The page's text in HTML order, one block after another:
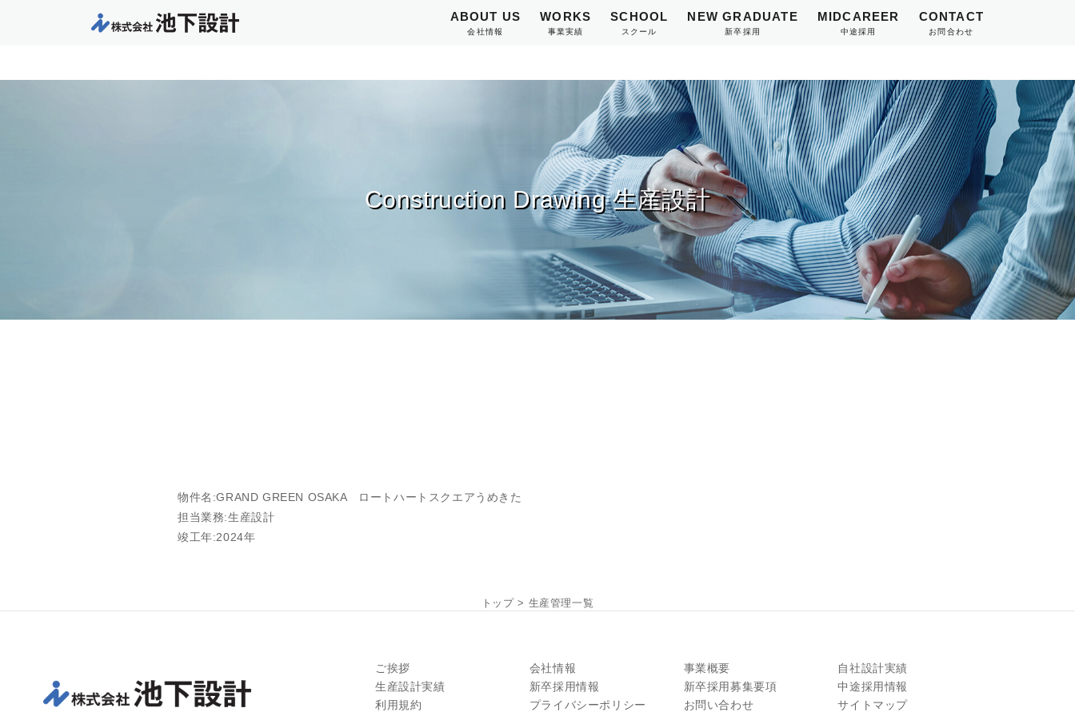
ABOUT US
会社情報
WORKS
事業実績
SCHOOL
スクール
NEW GRADUATE
新卒採用
MIDCAREER
中途採用
CONTACT
お問合わせ
Construction Drawing 生産設計
物件名:GRAND GREEN OSAKA ロートハートスクエアうめきた
担当業務:生産設計
竣工年:2024年
トップ > 生産管理一覧
ご挨拶 会社情報 事業概要
自社設計実績
生産設計実績
新卒採用情報 新卒採用募集要項
中途採用情報
利用規約
プライバシーポリシー お問い合わせ サイトマップ